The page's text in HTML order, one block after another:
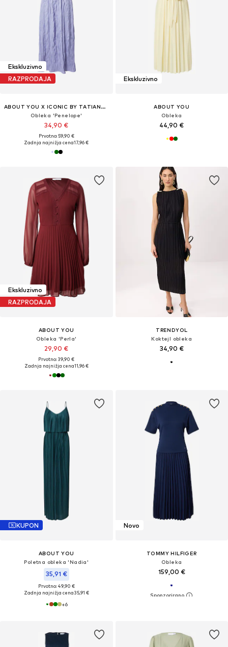
Ekskluzivno
RAZPRODAJA
ABOUT YOU X ICONIC BY TATIANA KUCHAROVA
Obleka 'Penelope'
34,90 €
Prvotno: 59,90 €
Zadnja najnižja cena17,96 €
Ekskluzivno
ABOUT YOU
Obleka
44,90 €
Ekskluzivno
RAZPRODAJA
ABOUT YOU
Obleka 'Perla'
29,90 €
Prvotno: 39,90 €
Zadnja najnižja cena11,96 €
TRENDYOL
Koktejl obleka
34,90 €
KUPON
ABOUT YOU
Poletna obleka 'Nadia'
35,91 €
Prvotno: 49,90 €
Zadnja najnižja cena35,91 €
+6
Novo
TOMMY HILFIGER
Obleka
159,00 €